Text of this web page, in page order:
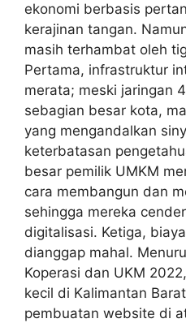
ekonomi berbasis
kerajinan tangan.
masih terhambat oleh
Pertama, infrastruktur
merata; meski jaringan
sebagian besar kota,
yang mengandalkan
keterbatasan
besar pemilik UMKM
cara membangun dan
sehingga mereka
digitalisasi. Ketiga,
dianggap mahal.
Koperasi dan UKM
kecil di Kalimantan
pembuatan website di